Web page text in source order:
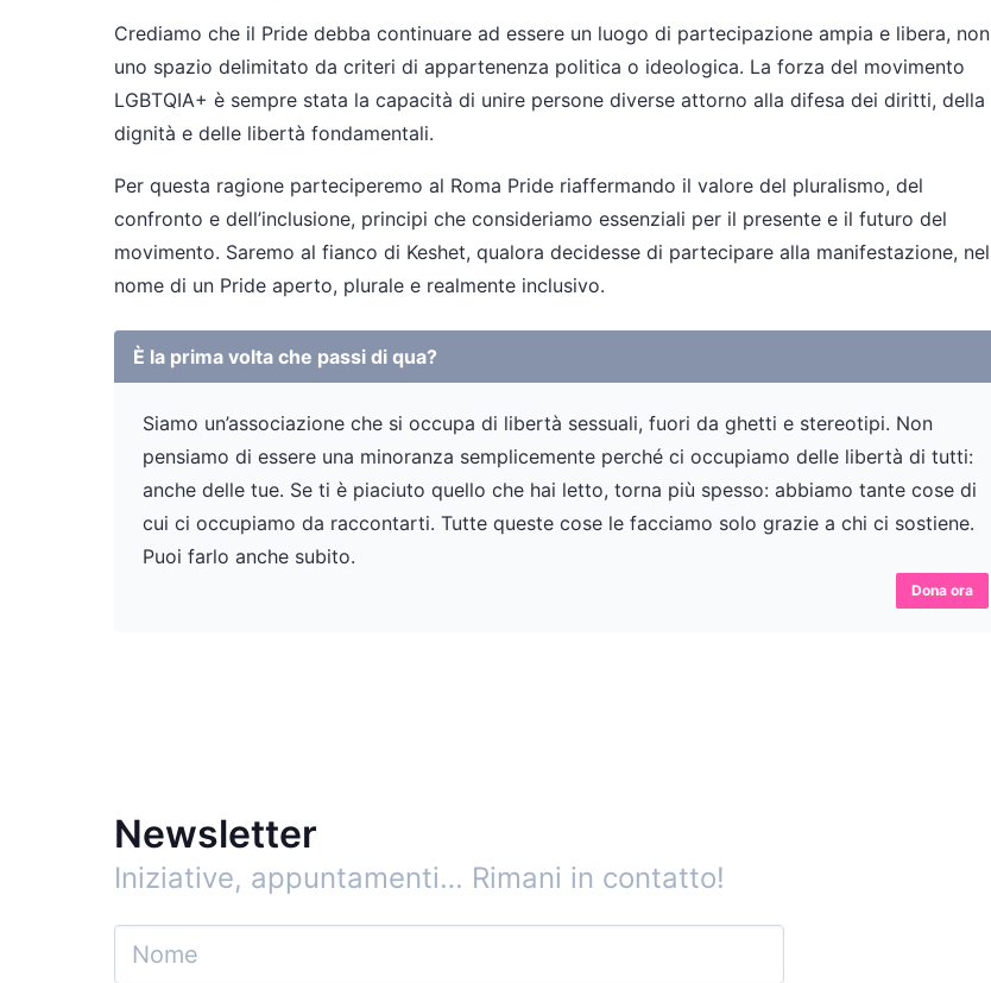
Crediamo che il Pride debba continuare ad essere un luogo di partecipazione ampia e libera, non
uno spazio delimitato da criteri di appartenenza politica o ideologica. La forza del movimento
LGBTQIA+ è sempre stata la capacità di unire persone diverse attorno alla difesa dei diritti, della
dignità e delle libertà fondamentali.
Per questa ragione parteciperemo al Roma Pride riaffermando il valore del pluralismo, del
confronto e dell’inclusione, principi che consideriamo essenziali per il presente e il futuro del
movimento. Saremo al fianco di Keshet, qualora decidesse di partecipare alla manifestazione, nel
nome di un Pride aperto, plurale e realmente inclusivo.
È la prima volta che passi di qua?
Siamo un’associazione che si occupa di libertà sessuali, fuori da ghetti e stereotipi. Non
pensiamo di essere una minoranza semplicemente perché ci occupiamo delle libertà di tutti:
anche delle tue. Se ti è piaciuto quello che hai letto, torna più spesso: abbiamo tante cose di
cui ci occupiamo da raccontarti. Tutte queste cose le facciamo solo grazie a chi ci sostiene.
Puoi farlo anche subito.
Dona ora
Newsletter
Iniziative, appuntamenti… Rimani in contatto!